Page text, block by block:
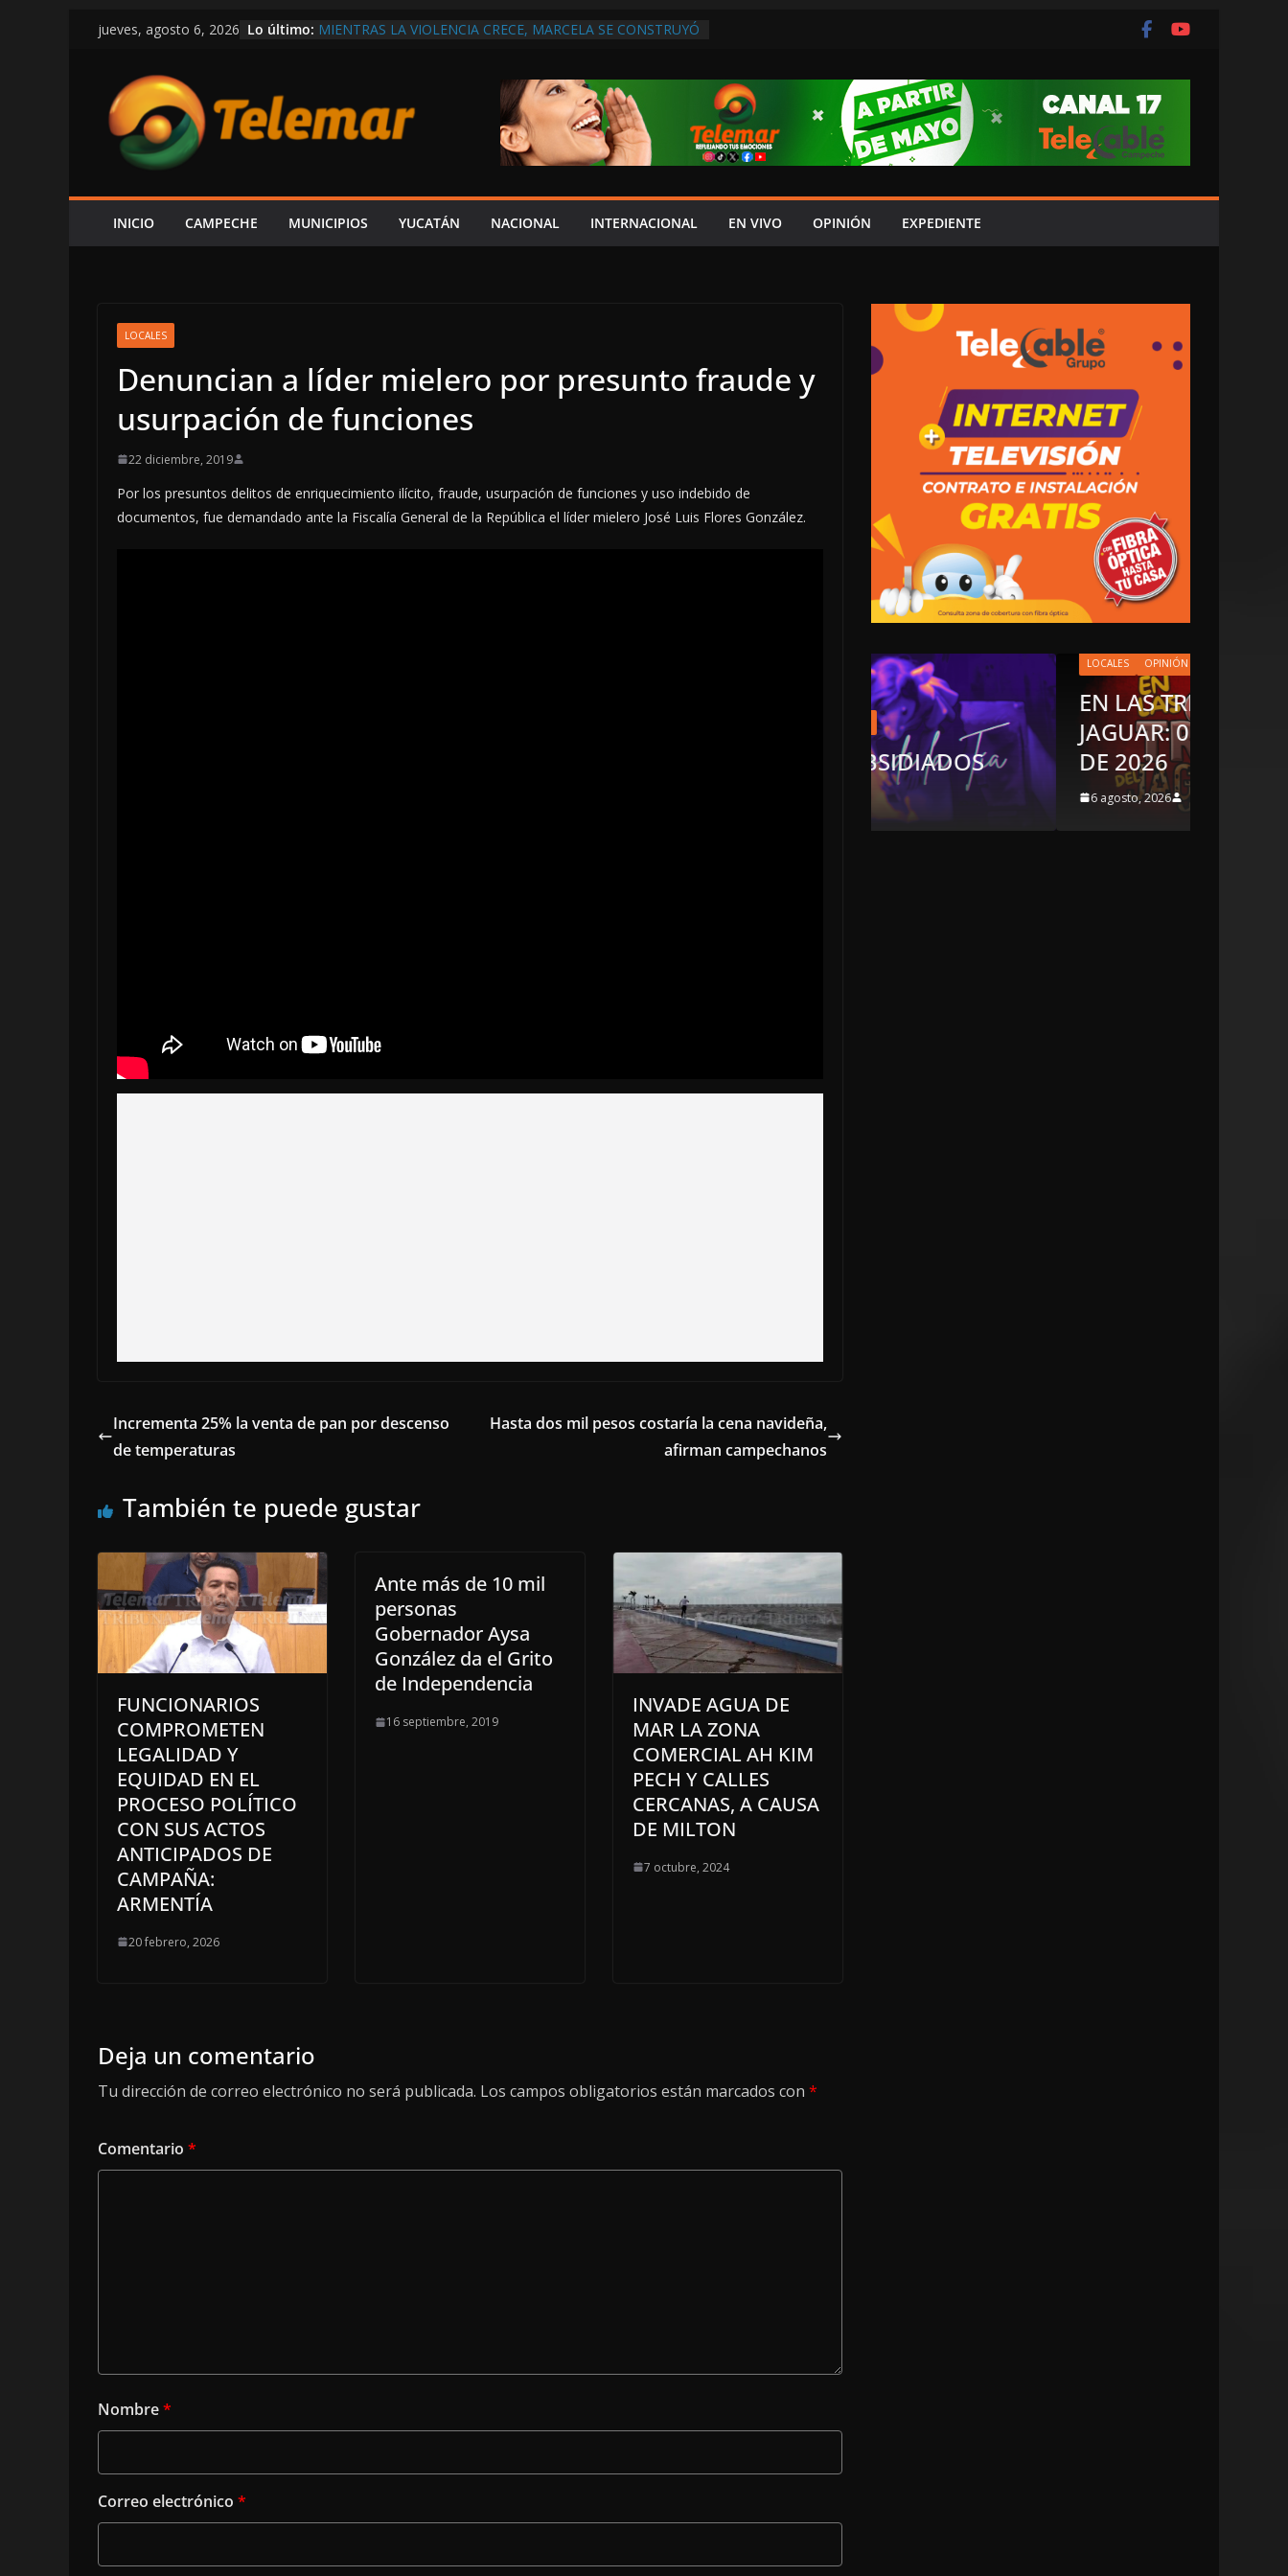
Saltar
contenido
jueves, agosto 6, 2026 Lo último: MIENTRAS LA VIOLENCIA CRECE, MARCELA SE CONSTRUYÓ
ECONOMÍA Y GENERAR EMPLEOS
AUNQUE PROTEXA NO PAGA A PROVEEDORES, PEMEX LA
PREMIA CON CONTRATO
CONFIRMA REHN QUE HAY UN PROYECTO PARA
CONSTRUIR CENTRO CULTURAL MULTIFUNCIONAL EN EL
ESPERA ALCUDIA AUTORIZACIÓN MÉDICA PARA FIJAR
AUDIENCIA AL PRESUNTO RESPONSABLE DEL ACCIDENTE
INICIO CAMPECHE MUNICIPIOS YUCATÁN NACIONAL INTERNACIONAL EN VIVO OPINIÓN EXPEDIENTE
LOCALES
Denuncian a líder mielero por presunto fraude y
usurpación de funciones
22 diciembre, 2019
Por los presuntos delitos de enriquecimiento ilícito, fraude, usurpación de funciones y uso indebido de
documentos, fue demandado ante la Fiscalía General de la República el líder mielero José Luis Flores González.
Incrementa 25% la venta de pan por descenso
de temperaturas
Hasta dos mil pesos costaría la cena navideña,
afirman campechanos
También te puede gustar
FUNCIONARIOS
COMPROMETEN
LEGALIDAD Y
EQUIDAD EN EL
PROCESO POLÍTICO
CON SUS ACTOS
ANTICIPADOS DE
CAMPAÑA:
ARMENTÍA
20 febrero, 2026
Ante más de 10 mil
personas
Gobernador Aysa
González da el Grito
de Independencia
16 septiembre, 2019
INVADE AGUA DE
MAR LA ZONA
COMERCIAL AH KIM
PECH Y CALLES
CERCANAS, A CAUSA
DE MILTON
7 octubre, 2024
Deja un comentario
Tu dirección de correo electrónico no será publicada. Los campos obligatorios están marcados con *
Comentario *
Nombre*
Correo electrónico *
LOCALES OPINIÓN
EN LAS TRIPAS DEL
JAGUAR: 06 DE AGOSTO
DE 2026